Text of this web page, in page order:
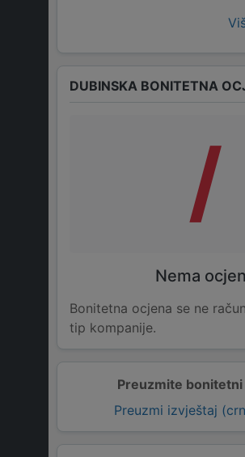
Preuzmite
Preuzmi izvještaj
DUBINSKA BONITETNA
/
Nema
Bonitetna ocjena se ne
tip kompanije.